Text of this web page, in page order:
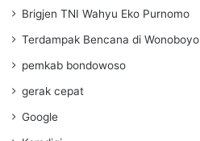
Brigjen TNI Wahyu Eko Purnomo
Terdampak Bencana di Wonoboyo
pemkab bondowoso
gerak cepat
Google